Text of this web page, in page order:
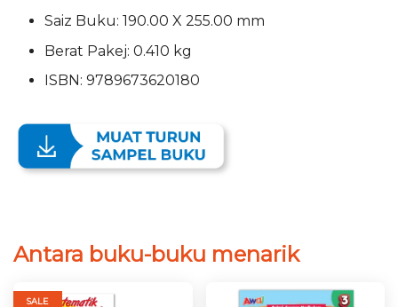
Saiz Buku: 190.00 X 255.00 mm
Berat Pakej: 0.410 kg
ISBN: 9789673620180
Antara buku-buku menarik
SALE